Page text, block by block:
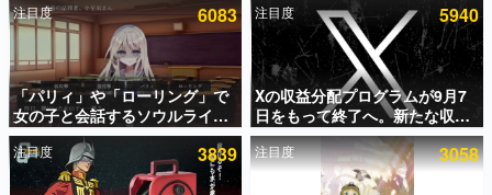
電ファミのいま読まれている記事ランキング
アプリセール情報
インタビュー
連載・特集一覧
注目度 6083
「パリィ」や「ローリング」で
女の子と会話するソウルライク
恋愛ゲーム『小早川さんはソウ
ルライク』無料公開。返事に失
敗すると「YOU DIED」
注目度 5940
Xの収益分配プログラムが9月7
日をもって終了へ。新たな収益
化制度「Original Content
Rewards Program」を発表
注目度 3839 注目度 3058